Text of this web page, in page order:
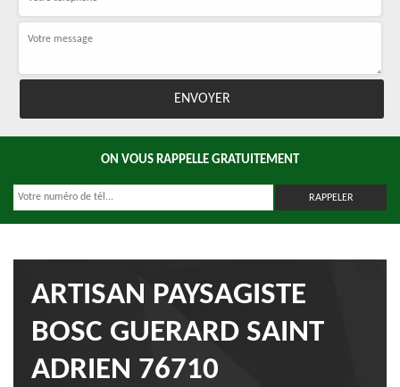
ON VOUS RAPPELLE GRATUITEMENT
ARTISAN PAYSAGISTE
BOSC GUERARD SAINT
ADRIEN 76710